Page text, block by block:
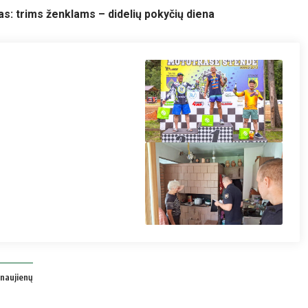
trims ženklams – didelių pokyčių diena
"Ponoras" nuotr.
Kupiškio rajono
savivaldybės nuotr.